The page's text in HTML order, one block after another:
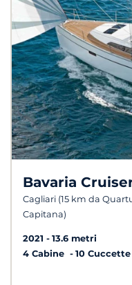
Bavaria
Cagliari (15 km da
Capitana)
2021
13.6 metri
4 Cabine
10 Cuccette